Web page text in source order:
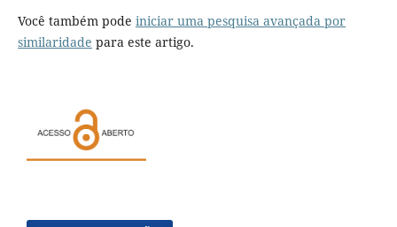
Você também pode iniciar uma pesquisa avançada por
similaridade para este artigo.